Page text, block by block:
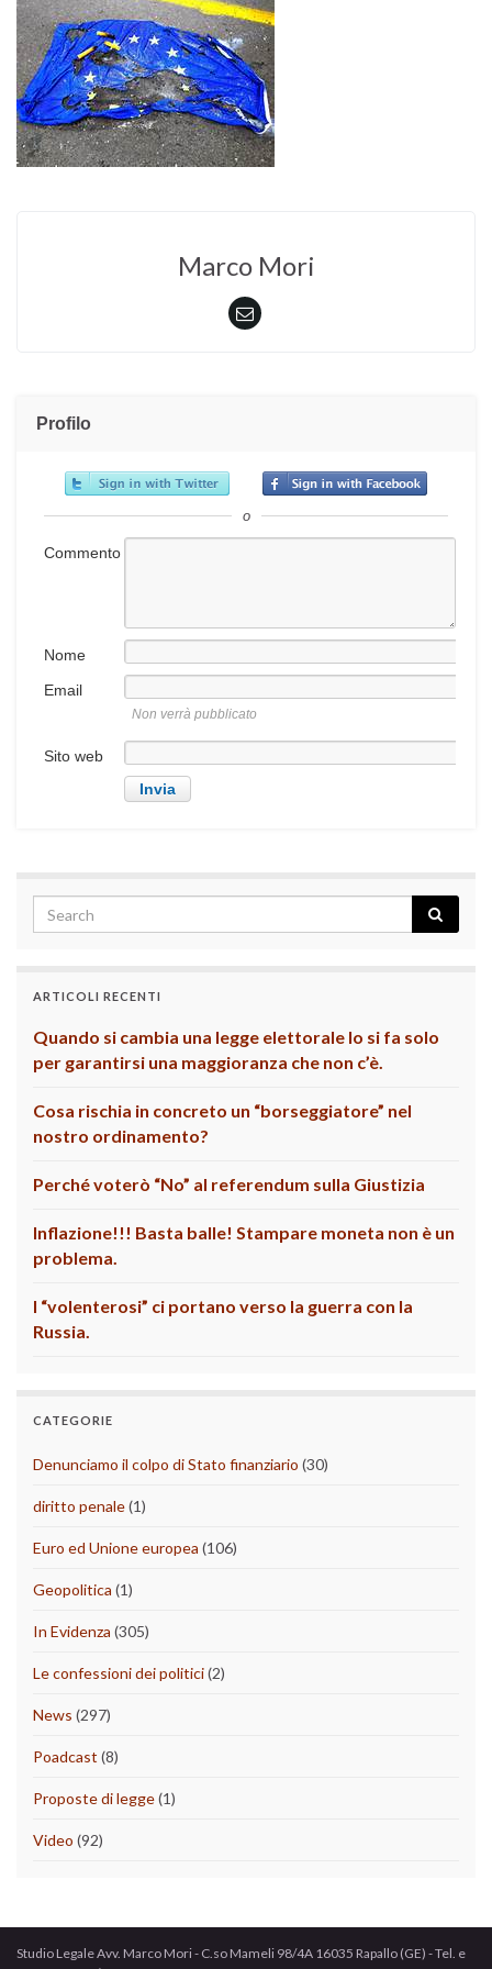
Marco Mori
Profilo
o
Commento
Nome
Email
Non verrà pubblicato
Sito web
ARTICOLI RECENTI
Quando si cambia una legge elettorale lo si fa solo
per garantirsi una maggioranza che non c’è.
Cosa rischia in concreto un “borseggiatore” nel
nostro ordinamento?
Perché voterò “No” al referendum sulla Giustizia
Inflazione!!! Basta balle! Stampare moneta non è un
problema.
I “volenterosi” ci portano verso la guerra con la
Russia.
CATEGORIE
Denunciamo il colpo di Stato finanziario (30)
diritto penale(1)
Euro ed Unione europea (106)
Geopolitica (1)
In Evidenza (305)
Le confessioni dei politici(2)
News (297)
Poadcast (8)
Proposte di legge(1)
Video (92)
Studio Legale Avv. Marco Mori - C.so Mameli 98/4A 16035 Rapallo (GE) - Tel. e